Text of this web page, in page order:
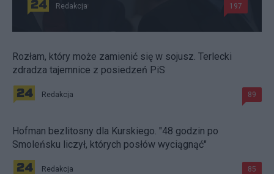
Redakcja 197
Rozłam, który może zamienić się w sojusz. Terlecki
zdradza tajemnice z posiedzeń PiS
Redakcja 89
Hofman bezlitosny dla Kurskiego. "48 godzin po
Smoleńsku liczył, których posłów wyciągnąć"
Redakcja 85